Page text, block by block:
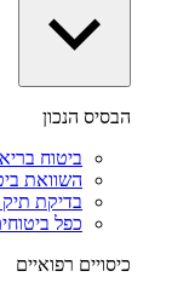
הבסיס הנכון
ביטוח
השוואת
בדיקת תיק
כפל
כיסויים רפואיים